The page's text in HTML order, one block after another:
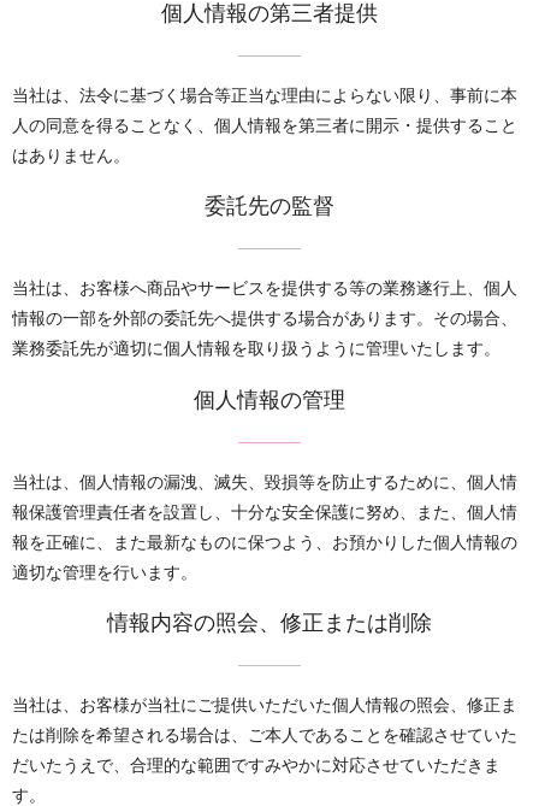
個人情報の第三者提供
当社は、法令に基づく場合等正当な理由によらない限り、事前に本
人の同意を得ることなく、個人情報を第三者に開示・提供すること
はありません。
委託先の監督
当社は、お客様へ商品やサービスを提供する等の業務遂行上、個人
情報の一部を外部の委託先へ提供する場合があります。その場合、
業務委託先が適切に個人情報を取り扱うように管理いたします。
個人情報の管理
当社は、個人情報の漏洩、滅失、毀損等を防止するために、個人情
報保護管理責任者を設置し、十分な安全保護に努め、また、個人情
報を正確に、また最新なものに保つよう、お預かりした個人情報の
適切な管理を行います。
情報内容の照会、修正または削除
当社は、お客様が当社にご提供いただいた個人情報の照会、修正ま
たは削除を希望される場合は、ご本人であることを確認させていた
だいたうえで、合理的な範囲ですみやかに対応させていただきま
す。